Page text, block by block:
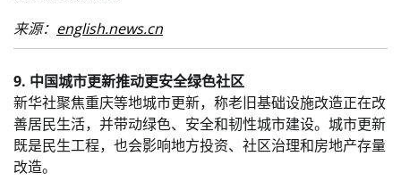
来源： english.news.cn
9. 中国城市更新推动更安全绿色社区
新华社聚焦重庆等地城市更新，称老旧基础设施改造正在改
善居民生活，并带动绿色、安全和韧性城市建设。城市更新
既是民生工程，也会影响地方投资、社区治理和房地产存量
改造。